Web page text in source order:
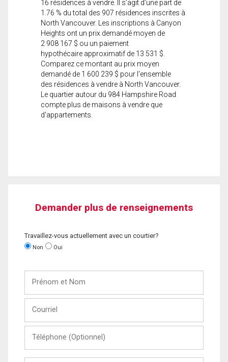
16 résidences à vendre. Il s’agit d’une part de
1.76 % du total des 907 résidences inscrites à
North Vancouver. Les inscriptions à Canyon
Heights ont un prix demandé moyen de
2 908 167 $ ou un paiement
hypothécaire approximatif de 13 531 $.
Comparez ce montant au prix moyen
demandé de 1 600 239 $ pour l’ensemble
des résidences à vendre à North Vancouver.
Le quartier autour du 984 Hampshire Road
compte plus de maisons à vendre que
d'appartements.
Demander plus de renseignements
Travaillez-vous actuellement avec un courtier?
Non Oui
Nom
(Optionnel)
Message